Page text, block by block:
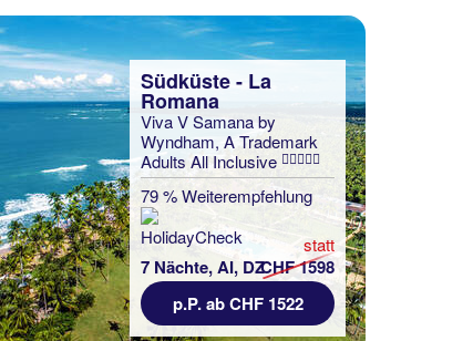
Südküste - La
Romana
Viva V Samana by
Wyndham, A Trademark
Adults All Inclusive
79 % Weiterempfehlung
7 Nächte, AI, DZ
statt
CHF 1598
p.P. ab CHF 1522